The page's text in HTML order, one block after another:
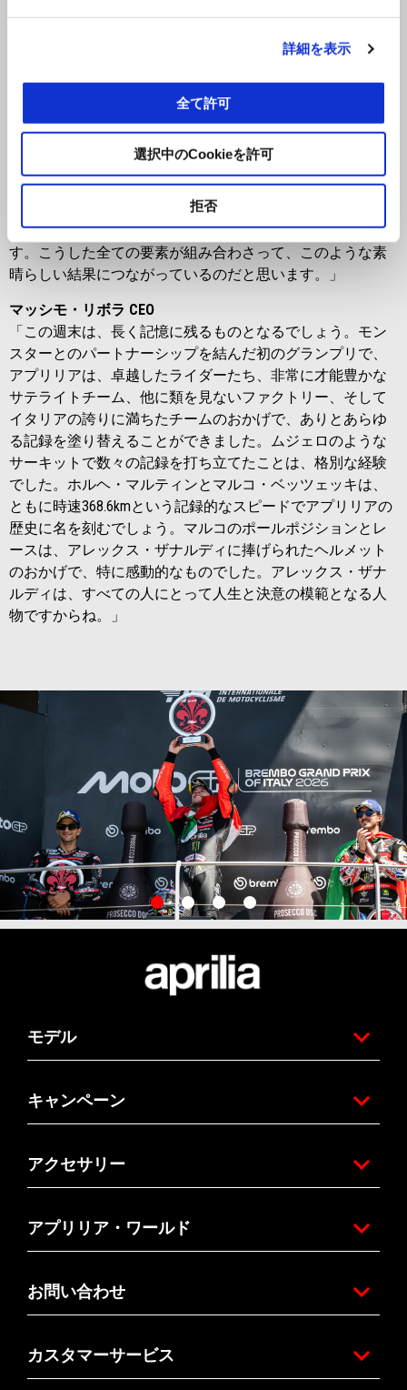
詳細を表示
全て許可
選択中のCookieを許可
拒否
が経つにつれ、その夢はここで勝ちたいという強い願望へ
と変わっていきました。ムジェロでの勝利は言葉では言い
れているのを見て、本当に嬉しかったです。」
ホルヘ・マルティン選手
「APRILIAとマルコのために、本当に嬉しいです。表彰台の
下に集まったファンの皆さんの姿は、まさに圧巻でした。
レースでは少し苦戦しましたが、それでも全力を尽くしま
した。バイクの調子も良く、チームも素晴らしい働きをし
てくれていますし、作業方法も正しい方向に向かっていま
す。こうした全ての要素が組み合わさって、このような素
晴らしい結果につながっているのだと思います。」
マッシモ・リボラ CEO
「この週末は、長く記憶に残るものとなるでしょう。モン
スターとのパートナーシップを結んだ初のグランプリで、
アプリリアは、卓越したライダーたち、非常に才能豊かな
サテライトチーム、他に類を見ないファクトリー、そして
イタリアの誇りに満ちたチームのおかげで、ありとあらゆ
る記録を塗り替えることができました。ムジェロのような
サーキットで数々の記録を打ち立てたことは、格別な経験
でした。ホルヘ・マルティンとマルコ・ベッツェッキは、
ともに時速368.6kmという記録的なスピードでアプリリアの
歴史に名を刻むでしょう。マルコのポールポジションとレ
ースは、アレックス・ザナルディに捧げられたヘルメット
のおかげで、特に感動的なものでした。アレックス・ザナ
ルディは、すべての人にとって人生と決意の模範となる人
物ですからね。」
item
item
1
item
2
item
Item
1
Item
1
モデル
キャンペーン
アクセサリー
アプリリア・ワールド
お問い合わせ
カスタマーサービス